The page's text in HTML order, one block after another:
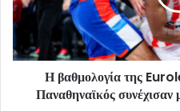
Η βαθμολογία της
Παναθηναϊκός συνέχισαν